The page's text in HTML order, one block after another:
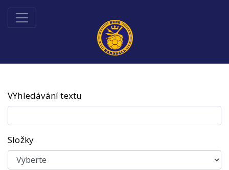
VYhledávání textu
Složky